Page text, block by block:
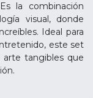
la combinación
visual, donde
Ideal para
este set
tangibles que